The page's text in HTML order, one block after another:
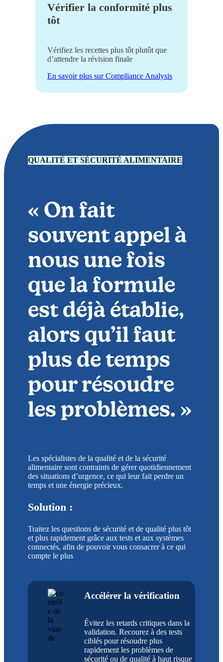
Vérifier la conformité plus
tôt
Vérifiez les recettes plus tôt plutôt que
d’attendre la révision finale
En savoir plus sur Compliance Analysis
QUALITÉ ET SÉCURITÉ ALIMENTAIRE
« On fait
souvent appel à
nous une fois
que la formule
est déjà établie,
alors qu’il faut
plus de temps
pour résoudre
les problèmes. »
Les spécialistes de la qualité et de la sécurité
alimentaire sont contraints de gérer quotidiennement
des situations d’urgence, ce qui leur fait perdre un
temps et une énergie précieux.
Solution :
Traitez les questions de sécurité et de qualité plus tôt
et plus rapidement grâce aux tests et aux systèmes
connectés, afin de pouvoir vous consacrer à ce qui
compte le plus
Accélérer la vérification
Évitez les retards critiques dans la
validation. Recourez à des tests
ciblés pour résoudre plus
rapidement les problèmes de
sécurité ou de qualité à haut risque